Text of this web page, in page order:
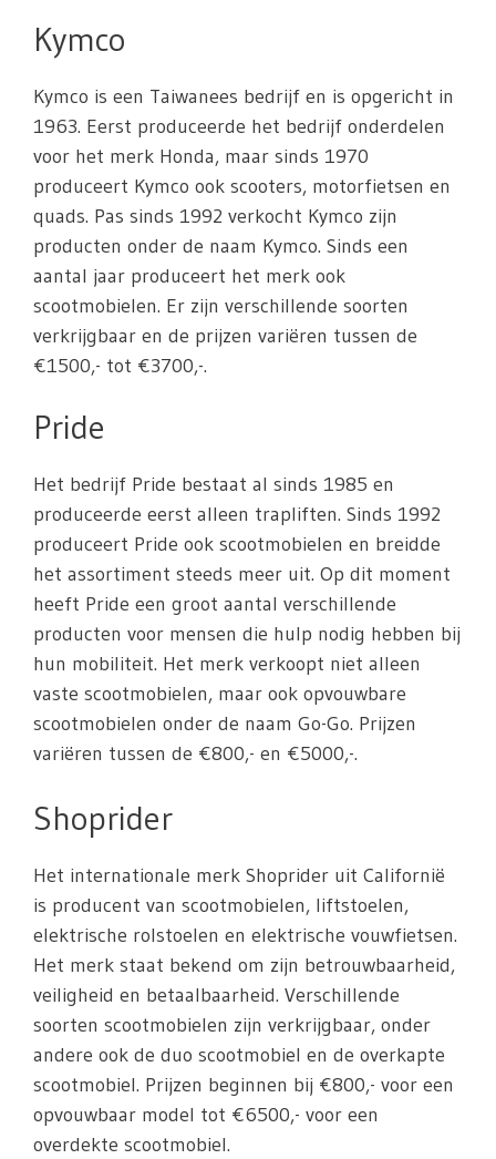
Kymco
Kymco is een Taiwanees bedrijf en is opgericht in
1963. Eerst produceerde het bedrijf onderdelen
voor het merk Honda, maar sinds 1970
produceert Kymco ook scooters, motorfietsen en
quads. Pas sinds 1992 verkocht Kymco zijn
producten onder de naam Kymco. Sinds een
aantal jaar produceert het merk ook
scootmobielen. Er zijn verschillende soorten
verkrijgbaar en de prijzen variëren tussen de
€1500,- tot €3700,-.
Pride
Het bedrijf Pride bestaat al sinds 1985 en
produceerde eerst alleen trapliften. Sinds 1992
produceert Pride ook scootmobielen en breidde
het assortiment steeds meer uit. Op dit moment
heeft Pride een groot aantal verschillende
producten voor mensen die hulp nodig hebben bij
hun mobiliteit. Het merk verkoopt niet alleen
vaste scootmobielen, maar ook opvouwbare
scootmobielen onder de naam Go-Go. Prijzen
variëren tussen de €800,- en €5000,-.
Shoprider
Het internationale merk Shoprider uit Californië
is producent van scootmobielen, liftstoelen,
elektrische rolstoelen en elektrische vouwfietsen.
Het merk staat bekend om zijn betrouwbaarheid,
veiligheid en betaalbaarheid. Verschillende
soorten scootmobielen zijn verkrijgbaar, onder
andere ook de duo scootmobiel en de overkapte
scootmobiel. Prijzen beginnen bij €800,- voor een
opvouwbaar model tot €6500,- voor een
overdekte scootmobiel.